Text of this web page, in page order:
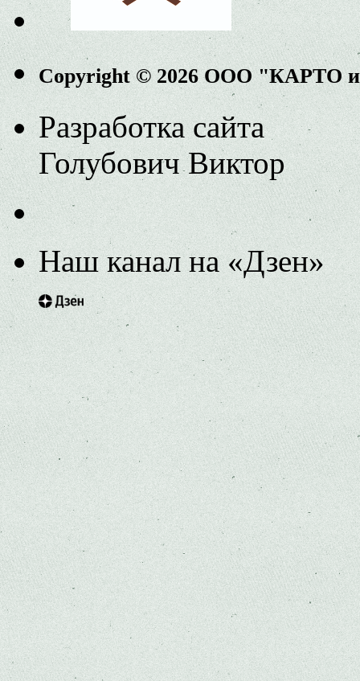
Copyright © 2026 ООО "КАРТО
Разработка сайта
Голубович Виктор
Наш канал на «Дзен»